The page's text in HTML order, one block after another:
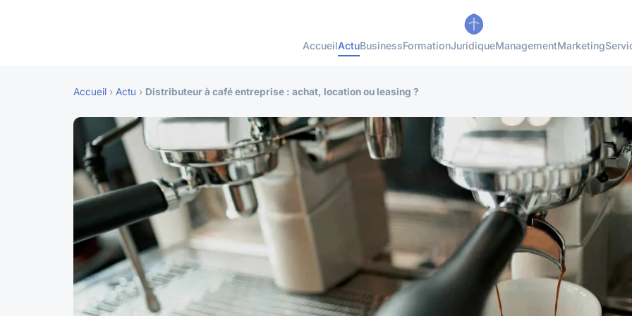
AccueilActuBusinessFormationJuridiqueManagementMarketing
Accueil › Actu › Distributeur à café entreprise : achat, location ou leasing ?